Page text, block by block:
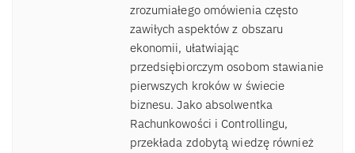
zrozumiałego omówienia często
zawiłych aspektów z obszaru
ekonomii, ułatwiając
przedsiębiorczym osobom stawianie
pierwszych kroków w świecie
biznesu. Jako absolwentka
Rachunkowości i Controllingu,
przekłada zdobytą wiedzę również